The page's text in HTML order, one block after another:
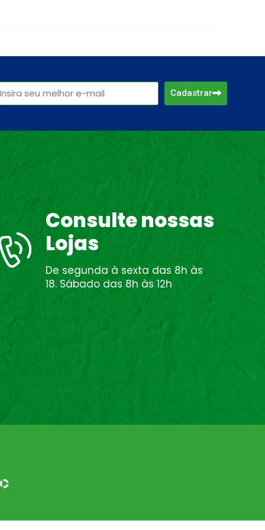
Cadastrar
Consulte nossas
Lojas
De segunda à sexta das 8h às
18. Sábado das 8h às 12h